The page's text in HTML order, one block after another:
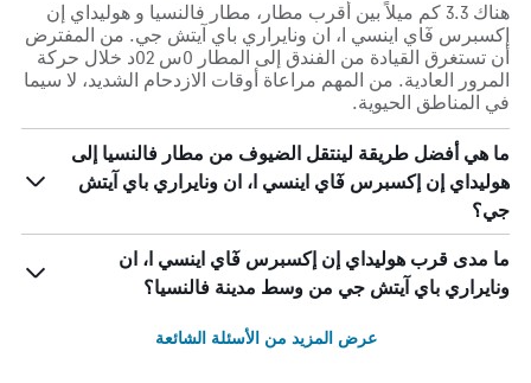
هناك 3.3 كم ميلاً بين أقرب مطار، مطار فالنسيا و هوليداي إن
إكسبرس فٓاي اينسي ا، ان ونايراري باي آيتش جي. من المفترض
أن تستغرق القيادة من الفندق إلى المطار 0س 02د خلال حركة
المرور العادية. من المهم مراعاة أوقات الازدحام الشديد، لا سيما
في المناطق الحيوية.
ما هي أفضل طريقة لينتقل الضيوف من مطار فالنسيا إلى
هوليداي إن إكسبرس فٓاي اينسي ا، ان ونايراري باي آيتش
جي؟
ما مدى قرب هوليداي إن إكسبرس فٓاي اينسي ا، ان
ونايراري باي آيتش جي من وسط مدينة فالنسيا؟
عرض المزيد من الأسئلة الشائعة